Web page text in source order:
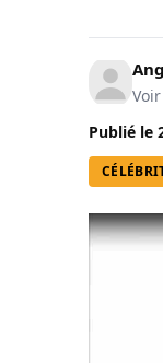
Publié le